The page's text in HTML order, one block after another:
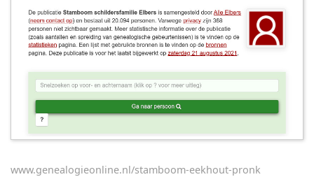
www.genealogieonline.nl/stamboom-eekhout-pronk